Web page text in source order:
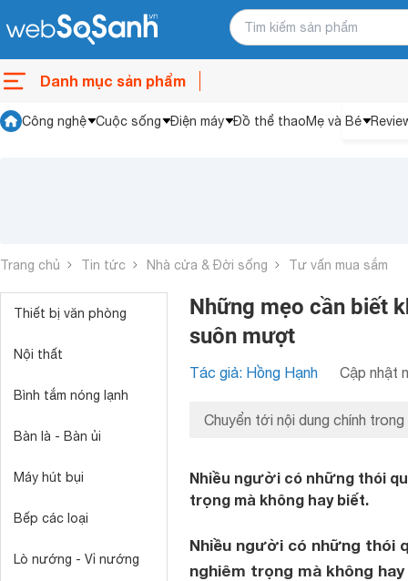
Danh mục sản phẩm
Công nghệ Cuộc sống Điện máy Đồ thể thaoMẹ và Bé
Trang chủ Tin tức Nhà cửa & Đời sống Tư vấn mua sắm
Thiết bị văn phòng
Nội thất
Bình tắm nóng lạnh
Bàn là - Bàn ủi
Máy hút bụi
Bếp các loại
Lò nướng - Vỉ nướng
Những mẹo cần biết
suôn mượt
Tác giả: Hồng Hạnh Cập nhật
Chuyển tới nội dung chính trong
Nhiều người có những thói
trọng mà không hay biết.
Nhiều người có những thói
nghiêm trọng mà không